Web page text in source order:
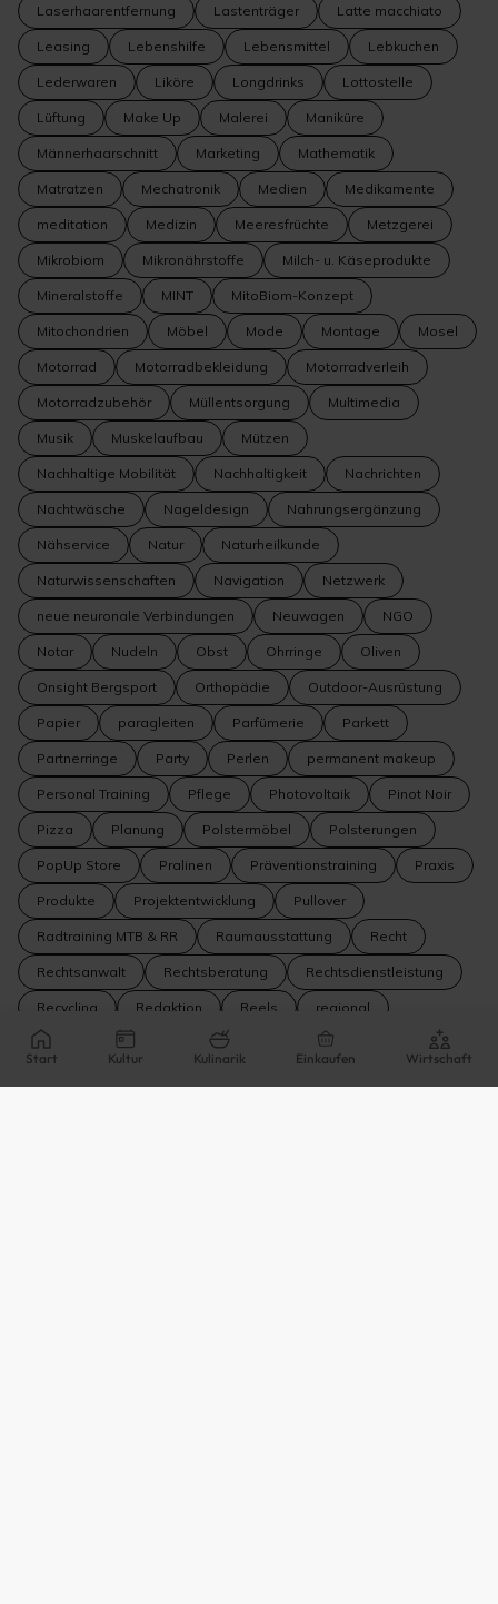
Laserhaarentfernung Lastenträger Latte macchiato
Leasing Lebenshilfe Lebensmittel Lebkuchen
Lederwaren Liköre Longdrinks Lottostelle
Lüftung Make Up Malerei Maniküre
Männerhaarschnitt Marketing Mathematik
Matratzen Mechatronik Medien Medikamente
meditation Medizin Meeresfrüchte Metzgerei
Mikrobiom Mikronährstoffe Milch- u. Käseprodukte
Mineralstoffe MINT MitoBiom-Konzept
Mitochondrien Möbel Mode Montage Mosel
Motorrad Motorradbekleidung Motorradverleih
Motorradzubehör Müllentsorgung Multimedia
Musik Muskelaufbau Mützen
Nachhaltige Mobilität Nachhaltigkeit Nachrichten
Nachtwäsche Nageldesign Nahrungsergänzung
Nähservice Natur Naturheilkunde
Naturwissenschaften Navigation Netzwerk
neue neuronale Verbindungen Neuwagen NGO
Notar Nudeln Obst Ohrringe Oliven
Onsight Bergsport Orthopädie Outdoor-Ausrüstung
Papier paragleiten Parfümerie Parkett
Partnerringe Party Perlen permanent makeup
Personal Training Pflege Photovoltaik Pinot Noir
Pizza Planung Polstermöbel Polsterungen
PopUp Store Pralinen Präventionstraining Praxis
Produkte Projektentwicklung Pullover
Radtraining MTB & RR Raumausstattung Recht
Rechtsanwalt Rechtsberatung Rechtsdienstleistung
Recycling Redaktion Reels regional
Regionalentwicklung Reisebüro Reisen
Start Kultur Kulinarik Einkaufen Wirtschaft